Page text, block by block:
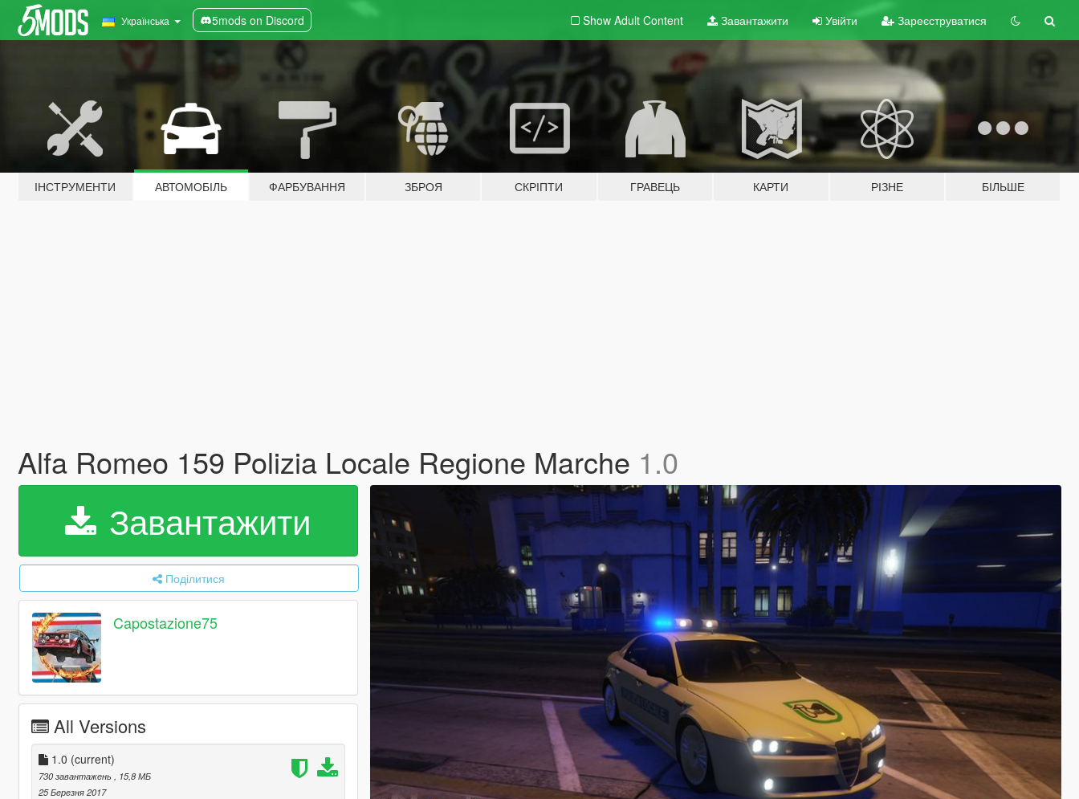
Українська 5mods on Discord Show Adult Content Завантажити Увійти Зареєструватися
ІНСТРУМЕНТИ АВТОМОБІЛЬ ФАРБУВАННЯ ЗБРОЯ СКРІПТИ ГРАВЕЦЬ КАРТИ РІЗНЕ БІЛЬШЕ
Alfa Romeo 159 Polizia Locale Regione Marche 1.0
Завантажити
Поділитися
Capostazione75
All Versions
1.0 (current)
730 завантажень
, 15,8 МБ
25 Березня 2017